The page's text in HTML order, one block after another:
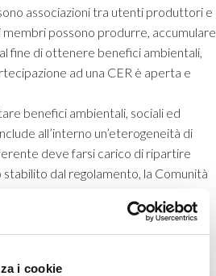
i cookie
associazioni tra utenti produttori e
membri possono produrre, accumulare
fine di ottenere benefici ambientali,
ad una CER è aperta e
benefici ambientali, sociali ed
all’interno un’eterogeneità di
deve farsi carico di ripartire
dal regolamento, la Comunità
autonomo e senza scopo di